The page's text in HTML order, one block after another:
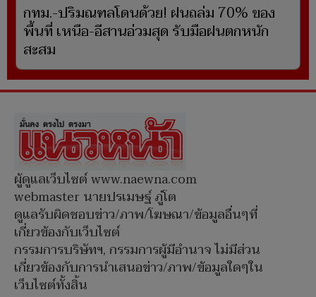
กทม.-ปริมณฑลโดนด้วย! ฝนถล่ม 70% ของ
พื้นที่ เหนือ-อีสานอ่วมสุด รับมือฝนตกหนัก
สะสม
ผู้ดูแลเว็บไซต์ www.naewna.com
webmaster นายปรเมษฐ์ ภู่โต
ดูแลรับผิดชอบข่าว/ภาพ/โฆษณา/ข้อมูลอื่นๆที่
เกี่ยวข้องกับเว็บไซต์
กรรมการบริษัทฯ, กรรมการผู้มีอำนาจ ไม่มีส่วน
เกี่ยวข้องกับการนำเสนอข่าว/ภาพ/ข้อมูลใดๆใน
เว็บไซต์ทั้งสิ้น